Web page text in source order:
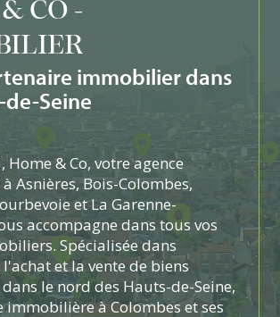
immobilier dans
de-Seine
Home & Co, votre agence
Asnières, Bois-Colombes,
et La Garenne-
accompagne dans tous vos
Spécialisée dans
et la vente de biens
le nord des Hauts-de-Seine,
immobilière à Colombes et ses